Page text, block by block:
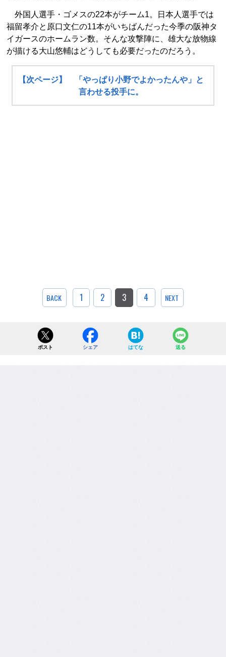
外国人選手・ゴメスの22本がチーム1。日本人選手では
福留孝介と原口文仁の11本がいちばんだった今季の阪神タ
イガースのホームラン数。そんな攻撃陣に、雄大な放物線
が描ける大山悠輔はどうしても必要だったのだろう。
【次ページ】 「やっぱり小野でよかったんや」と
言わせる投手に。
BACK 1 2 3 4 NEXT
ポスト シェア はてな 送る